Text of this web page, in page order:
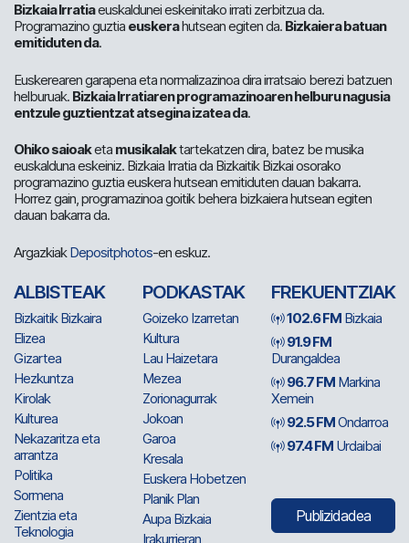
Bizkaia Irratiaeuskaldunei eskeinitako irrati zerbitzua da.
Programazino guztia euskerahutsean egiten da. Bizkaiera batuan
emitiduten da.
Euskerearen garapena eta normalizazinoa dira irratsaio berezi batzuen
helburuak. Bizkaia Irratiaren programazinoaren helburu nagusia
entzule guztientzat atsegina izatea da.
Ohiko saioaketa musikalaktartekatzen dira, batez be musika
euskalduna eskeiniz. Bizkaia Irratia da Bizkaitik Bizkai osorako
programazino guztia euskera hutsean emitiduten dauan bakarra.
Horrez gain, programazinoa goitik behera bizkaiera hutsean egiten
dauan bakarra da.
ArgazkiakDepositphotos-en eskuz.
ALBISTEAK
Bizkaitik Bizkaira
Elizea
Gizartea
Hezkuntza
Kirolak
Kulturea
Nekazaritza eta
arrantza
Politika
Sormena
Zientzia eta
Teknologia
PODKASTAK
Goizeko Izarretan
Kultura
Lau Haizetara
Mezea
Zorionagurrak
Jokoan
Garoa
Kresala
Euskera Hobetzen
Planik Plan
Aupa Bizkaia
Irakurrieran
FREKUENTZIAK
102.6 FM Bizkaia
91.9 FM
Durangaldea
96.7 FM Markina
Xemein
92.5 FMOndarroa
97.4 FM Urdaibai
Publizidadea